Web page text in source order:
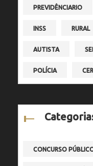
PREVIDÊNCIARIO
INSS RURAL
AUTISTA
POLÍCIA
CONCURSO